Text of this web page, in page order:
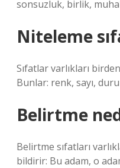
sonsuzluk, birlik,
Niteleme
Sıfatlar varlıkları
Bunlar: renk, sayı,
Belirtme
Belirtme sıfatları
bildirir: Bu adam, o